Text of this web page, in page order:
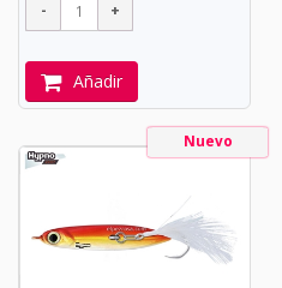
Añadir
Nuevo